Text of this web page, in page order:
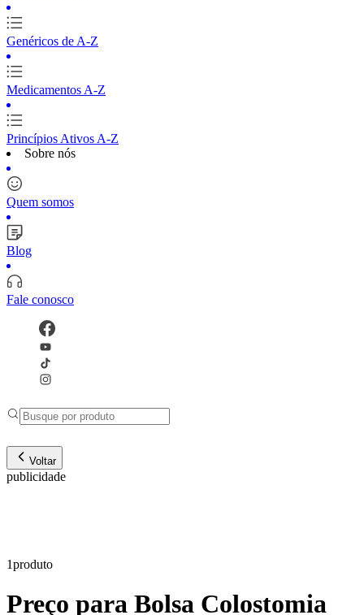
Genéricos de A-Z
Medicamentos A-Z
Princípios Ativos A-Z
Sobre nós
Quem somos
Blog
Fale conosco
Voltar
publicidade
1produto
Preço para Bolsa Colostomia